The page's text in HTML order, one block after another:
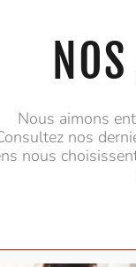
Nous aimons
nos
nous